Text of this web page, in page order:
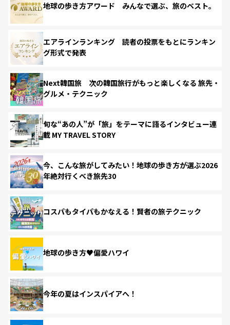
地球の歩き方アワード みんなで選ぶ、旅のベスト。
エアラインランキング 読者の投票をもとにランキン
グ形式で発表
Next韓国旅 次の韓国旅行がもっと楽しくなる 旅先・
グルメ・テクニック
旬な“あの人”が「旅」をテーマに語るインタビュー連
載 MY TRAVEL STORY
今、こんな旅がしてみたい！地球の歩き方が選ぶ2026
年絶対行くべき旅先30
コスパもタイパもかなえる！賢者の旅テクニック
地球の歩き方♥偏愛ハワイ
今年の夏はインスパイアへ！